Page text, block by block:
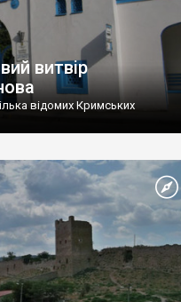
витвір
відомих Кримських